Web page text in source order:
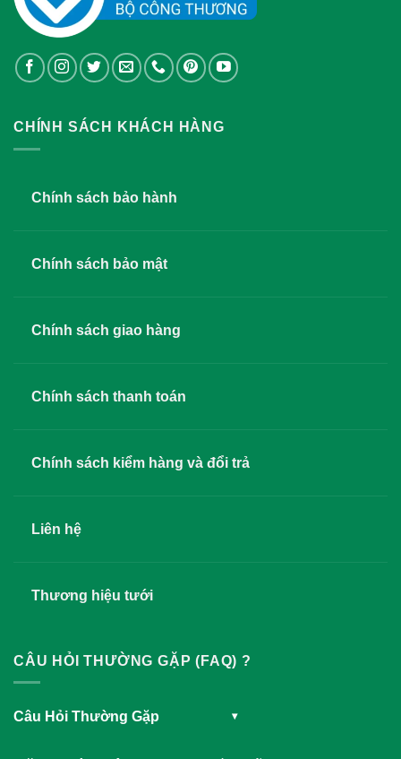
CHÍNH SÁCH KHÁCH HÀNG
Chính sách bảo hành
Chính sách bảo mật
Chính sách giao hàng
Chính sách thanh toán
Chính sách kiểm hàng và đổi trả
Liên hệ
Thương hiệu tưới
CÂU HỎI THƯỜNG GẶP (FAQ) ?
Câu Hỏi Thường Gặp ▾